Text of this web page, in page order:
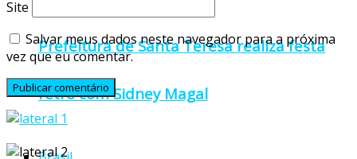
Prefeitura de Santa Teresa realiza festa
retrô com Sidney Magal
Site
Salvar meus dados neste navegador para a próxima
vez que eu comentar.